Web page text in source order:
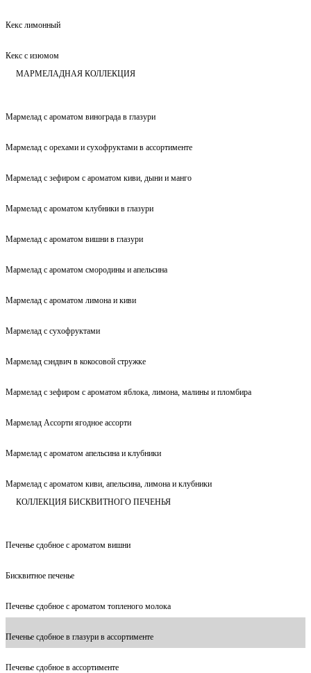
Кекс лимонный
Кекс с изюмом
МАРМЕЛАДНАЯ КОЛЛЕКЦИЯ
Мармелад с ароматом винограда в глазури
Мармелад с орехами и сухофруктами в ассортименте
Мармелад с зефиром с ароматом киви, дыни и манго
Мармелад с ароматом клубники в глазури
Мармелад с ароматом вишни в глазури
Мармелад с ароматом смородины и апельсина
Мармелад с ароматом лимона и киви
Мармелад с сухофруктами
Мармелад сэндвич в кокосовой стружке
Мармелад с зефиром с ароматом яблока, лимона, малины и пломбира
Мармелад Ассорти ягодное ассорти
Мармелад с ароматом апельсина и клубники
Мармелад с ароматом киви, апельсина, лимона и клубники
КОЛЛЕКЦИЯ БИСКВИТНОГО ПЕЧЕНЬЯ
Печенье сдобное с ароматом вишни
Бисквитное печенье
Печенье сдобное с ароматом топленого молока
Печенье сдобное в глазури в ассортименте
Печенье сдобное в ассортименте